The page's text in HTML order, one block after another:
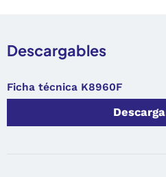
Descargables
Ficha técnica K8960F